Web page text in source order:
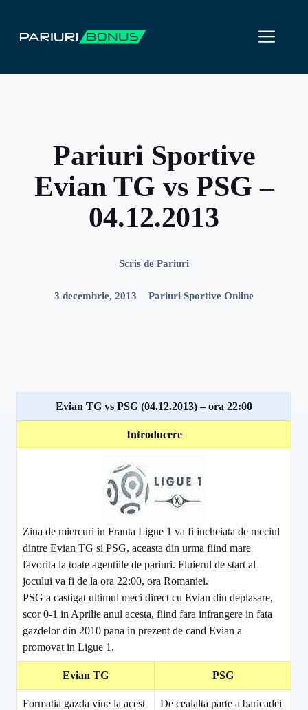
conținut
Pariuri Sportive
Evian TG vs PSG –
04.12.2013
Scris de Pariuri
3 decembrie, 2013 Pariuri Sportive Online
Evian TG vs PSG (04.12.2013) – ora 22:00
Introducere
Ziua de miercuri in Franta Ligue 1 va fi incheiata de meciul
dintre Evian TG si PSG, aceasta din urma fiind mare
favorita la toate agentiile de pariuri. Fluierul de start al
jocului va fi de la ora 22:00, ora Romaniei.
PSG a castigat ultimul meci direct cu Evian din deplasare,
scor 0-1 in Aprilie anul acesta, fiind fara infrangere in fata
gazdelor din 2010 pana in prezent de cand Evian a
promovat in Ligue 1.
Evian TG PSG
Formatia gazda vine la acest
De cealalta parte a baricadei